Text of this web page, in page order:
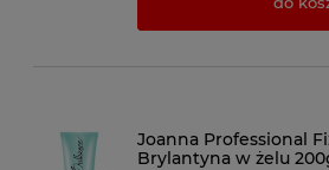
Joanna Professional
Brylantyna w żelu